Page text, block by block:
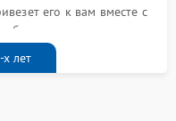
его к вам вместе с
бесплатно
лет